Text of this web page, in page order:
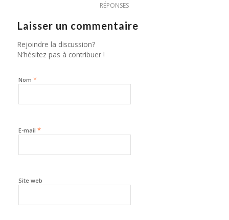
RÉPONSES
Laisser un commentaire
Rejoindre la discussion?
N’hésitez pas à contribuer !
Nom *
E-mail *
Site web